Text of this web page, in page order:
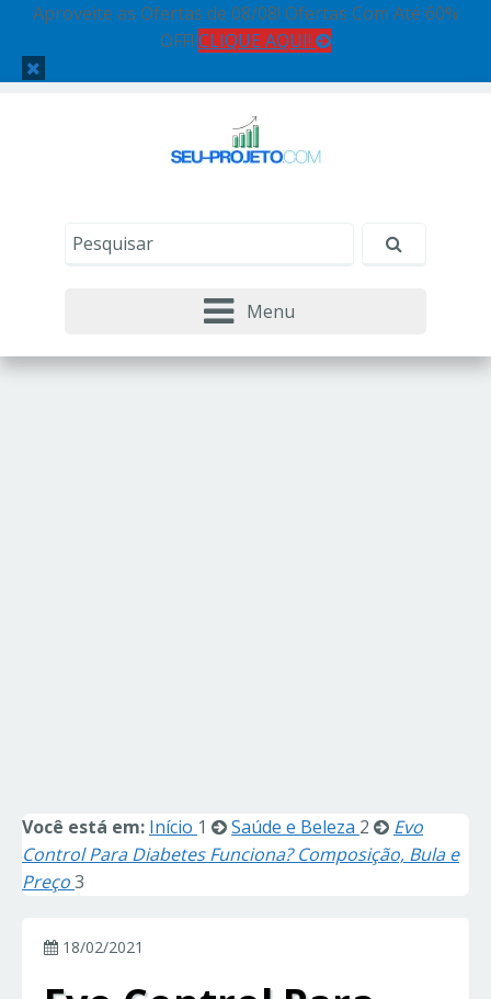
Aproveite as Ofertas de 08/08! Ofertas Com Até 60%
OFF! CLIQUE AQUI!
Menu
Você está em: Início 1 Saúde e Beleza 2
Evo
Control Para Diabetes Funciona? Composição, Bula e
Preço3
18/02/2021